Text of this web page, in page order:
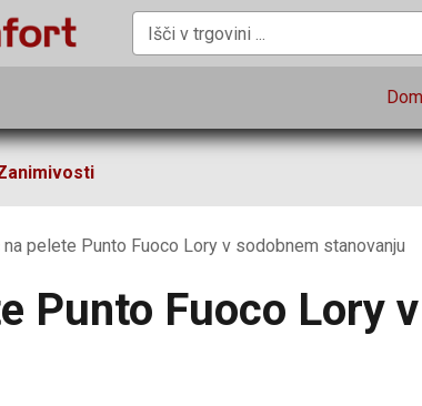
na pelete Punto Fuoco Lory v sodobnem stanovanju
Punto Fuoco Lory